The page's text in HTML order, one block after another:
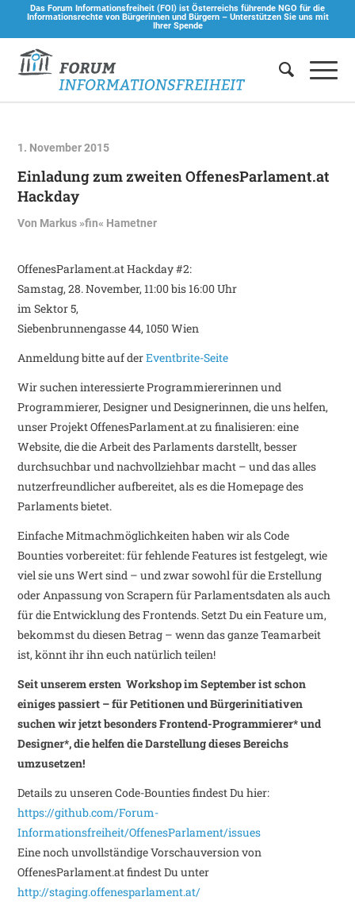
Das Forum Informationsfreiheit (FOI) ist Österreichs führende NGO für die
Informationsrechte von Bürgerinnen und Bürgern – Unterstützen Sie uns mit
Ihrer Spende
1. November 2015
Einladung zum zweiten OffenesParlament.at
Hackday
Von Markus »fin« Hametner
OffenesParlament.at Hackday #2:
Samstag, 28. November, 11:00 bis 16:00 Uhr
im Sektor 5​,
Siebenbrunnengasse 44, 1050 Wien
Anmeldung bitte auf derEventbrite­-Seite
Wir suchen interessierte Programmiererinnen und
Programmierer, Designer und Designerinnen, die uns helfen,
unser Projekt OffenesParlament.at zu finalisieren: eine
Website, die die Arbeit des Parlaments darstellt, besser
durchsuchbar und nachvollziehbar macht – und das alles
nutzerfreundlicher aufbereitet, als es die Homepage des
Parlaments bietet.
Einfache Mitmachmöglichkeiten haben wir als Code
Bounties vorbereitet: für fehlende Features ist festgelegt, wie
viel sie uns Wert sind – und zwar sowohl für die Erstellung
oder Anpassung von Scrapern für Parlamentsdaten als auch
für die Entwicklung des Frontends. Setzt Du ein Feature um,
bekommst du diesen Betrag – wenn das ganze Teamarbeit
ist, könnt ihr ihn euch natürlich teilen!
Seit unserem ersten Workshop im September ist schon
einiges passiert – für Petitionen und Bürgerinitiativen
suchen wir jetzt besonders Frontend-Programmierer* und
Designer*, die helfen die Darstellung dieses Bereichs
umzusetzen!
Details zu unseren Code-Bounties findest Du hier:
https://github.com/Forum-
Informationsfreiheit/OffenesParlament/issues
Eine noch unvollständige Vorschauversion von
OffenesParlament.at findest Du unter
http://staging.offenesparlament.at/